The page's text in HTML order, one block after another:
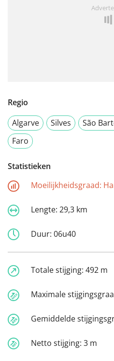
Regio
Algarve
Silves
São
Faro
Statistieken
Moeilijkheidsgraad:
Lengte: 29,3 km
Duur: 06u40
Totale stijging: 492 m
Maximale
Gemiddelde
Netto stijging: 3 m